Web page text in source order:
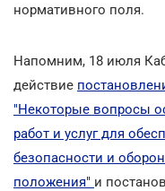
нормативного поля.
Напомним, 18 июля
действие
"Некоторые вопросы
работ и услуг для
безопасности и
положения" и